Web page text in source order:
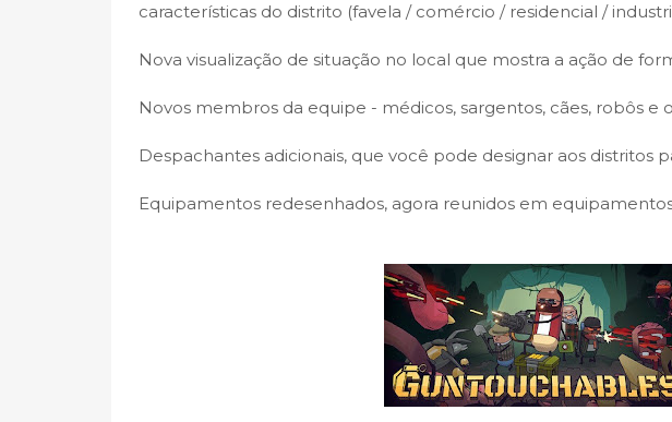
características do distrito (favela / comércio / residencial /
Nova visualização de situação no local que mostra a ação de
Novos membros da equipe - médicos, sargentos, cães, robôs e
Despachantes adicionais, que você pode designar aos distritos
Equipamentos redesenhados, agora reunidos em